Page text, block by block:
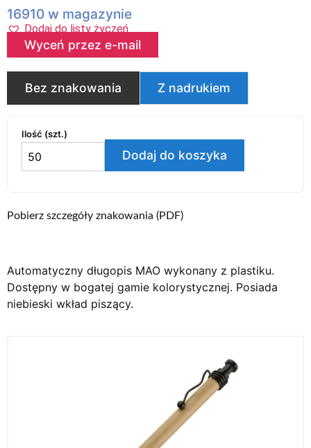
16910 w magazynie
Dodaj do listy życzeń
Wyceń przez e-mail
Bez znakowania Z nadrukiem
Ilość (szt.)
Dodaj do koszyka
Pobierz szczegóły znakowania (PDF)
Automatyczny długopis MAO wykonany z plastiku.
Dostępny w bogatej gamie kolorystycznej. Posiada
niebieski wkład piszący.